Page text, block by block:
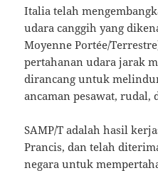
Italia telah
udara canggih yang
Moyenne Portée/
pertahanan udara jarak
dirancang untuk
ancaman pesawat, rudal,
SAMP/T adalah hasil
Prancis, dan telah
negara untuk